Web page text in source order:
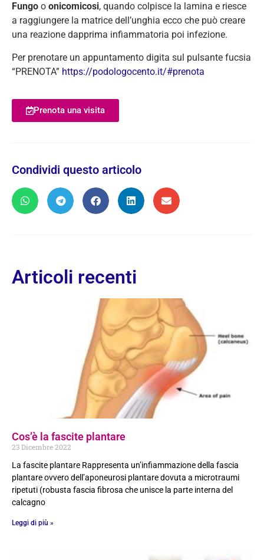
Fungo o onicomicosi, quando colpisce la lamina e riesce
a raggiungere la matrice dell’unghia ecco che può creare
una reazione dapprima infiammatoria poi infezione.
Per prenotare un appuntamento digita sul pulsante fucsia
“PRENOTA” https://podologocento.it/#prenota
Prenota una visita
Condividi questo articolo
Articoli recenti
Cos’è la fascite plantare
23 Dicembre 2022
La fascite plantare Rappresenta un’infiammazione della fascia
plantare ovvero dell’aponeurosi plantare dovuta a microtraumi
ripetuti (robusta fascia fibrosa che unisce la parte interna del
calcagno
Leggi di più »